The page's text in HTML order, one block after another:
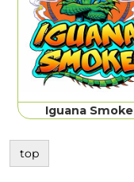
Iguana Smoke
top